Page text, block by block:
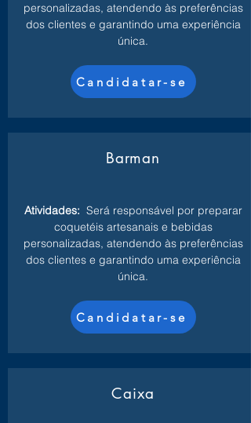
personalizadas, atendendo às preferências
dos clientes e garantindo uma experiência
única.
Candidatar-se
Barman
Atividades: Será responsável por preparar
coquetéis artesanais e bebidas
personalizadas, atendendo às preferências
dos clientes e garantindo uma experiência
única.
Candidatar-se
Caixa